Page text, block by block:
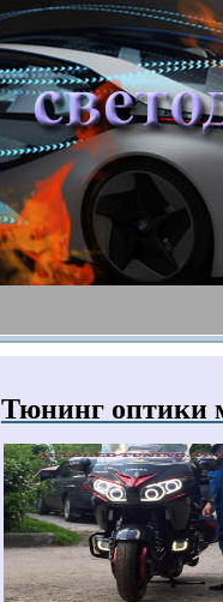
Тюнинг оптики